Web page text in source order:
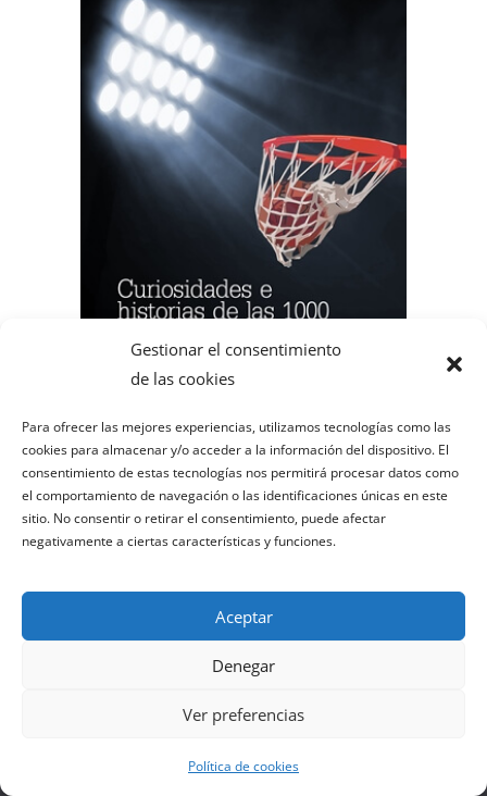
Gestionar el consentimiento
de las cookies
Para ofrecer las mejores experiencias, utilizamos tecnologías como las
cookies para almacenar y/o acceder a la información del dispositivo. El
consentimiento de estas tecnologías nos permitirá procesar datos como
el comportamiento de navegación o las identificaciones únicas en este
sitio. No consentir o retirar el consentimiento, puede afectar
negativamente a ciertas características y funciones.
Aceptar
Denegar
Ver preferencias
Política de cookies
Contacto, colaboraciones y publicidad
Categorías de la Web